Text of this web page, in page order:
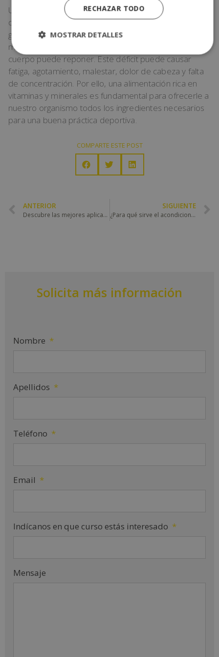
Un aporte insuficiente de vitaminas puede asociarse a
diversos problemas de salud. Este déficit suele
generarse cuando nuestro esfuerzo físico consume
más energía, vitaminas y minerales de lo que nuestro
cuerpo puede reponer. Este déficit puede causar
fatiga, agotamiento, malestar, dolor de cabeza y falta
de concentración. Por ello, una alimentación rica en
vitaminas y minerales es fundamental para ofrecerle a
nuestro organismo todos los ingredientes necesarios
para una buena práctica deportiva.
COMPARTE ESTE POST
ANTERIOR
Descubre las mejores aplicaciones deportivas del momento
SIGUIENTE
¿Para qué sirve el acondicionamiento físico?
Solicita más información
Nombre *
Apellidos *
Teléfono *
Email *
Indícanos en que curso estás interesado *
Mensaje
RECHAZAR TODO
MOSTRAR DETALLES